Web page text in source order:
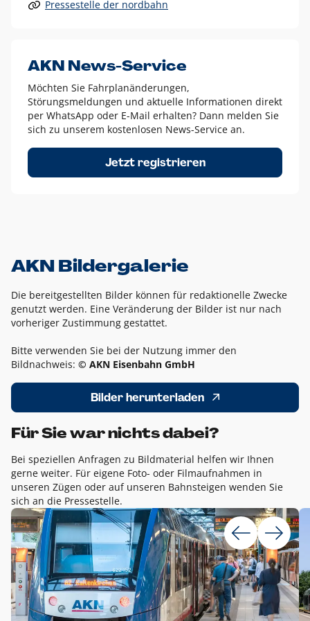
Alle anderen Logo-Varianten dürfen nur in Ausnahmefällen
Diese Ausnahmen sind zum Beispiel:
dem AKN Blau,
weißes Logo auf Fotohintergründen,
schwarzes Logo für reine Schwarz-Weiß-Umsetzungen
Um das Logo herum muss ein Schutzraum von jeweils einer
Höhe bzw. Breite des N aus AKN in alle Richtungen
Pressestelle der nordbahn
AKN News-Service
Möchten Sie Fahrplanänderungen,
Störungsmeldungen und aktuelle Informationen direkt
per WhatsApp oder E-Mail erhalten? Dann melden Sie
sich zu unserem kostenlosen News-Service an.
Jetzt registrieren
AKN Bildergalerie
Die bereitgestellten Bilder können für redaktionelle Zwecke
genutzt werden. Eine Veränderung der Bilder ist nur nach
vorheriger Zustimmung gestattet.
Bitte verwenden Sie bei der Nutzung immer den
Bildnachweis: © AKN Eisenbahn GmbH
Bilder herunterladen
Für Sie war nichts dabei?
Bei speziellen Anfragen zu Bildmaterial helfen wir Ihnen
gerne weiter. Für eigene Foto- oder Filmaufnahmen in
unseren Zügen oder auf unseren Bahnsteigen wenden Sie
sich an die Pressestelle.